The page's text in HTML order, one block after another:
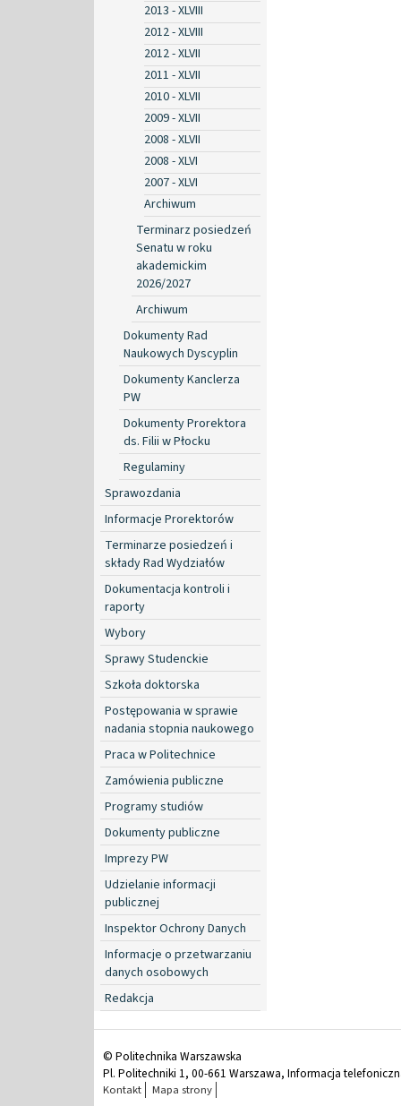
2013 - XLVIII
2012 - XLVIII
2012 - XLVII
2011 - XLVII
2010 - XLVII
2009 - XLVII
2008 - XLVII
2008 - XLVI
2007 - XLVI
Archiwum
Terminarz posiedzeń
Senatu w roku
akademickim
2026/2027
Archiwum
Dokumenty Rad
Naukowych Dyscyplin
Dokumenty Kanclerza
PW
Dokumenty Prorektora
ds. Filii w Płocku
Regulaminy
Sprawozdania
Informacje Prorektorów
Terminarze posiedzeń i
składy Rad Wydziałów
Dokumentacja kontroli i
raporty
Wybory
Sprawy Studenckie
Szkoła doktorska
Postępowania w sprawie
nadania stopnia naukowego
Praca w Politechnice
Zamówienia publiczne
Programy studiów
Dokumenty publiczne
Imprezy PW
Udzielanie informacji
publicznej
Inspektor Ochrony Danych
Informacje o przetwarzaniu
danych osobowych
Redakcja
© Politechnika Warszawska
Pl. Politechniki 1, 00-661 Warszawa, Informacja
Kontakt Mapa strony